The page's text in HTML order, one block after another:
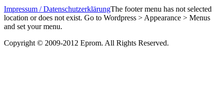
Impressum / DatenschutzerklärungThe footer menu has not selected
location or does not exist. Go to Wordpress > Appearance > Menus
and set your menu.
Copyright © 2009-2012 Eprom. All Rights Reserved.